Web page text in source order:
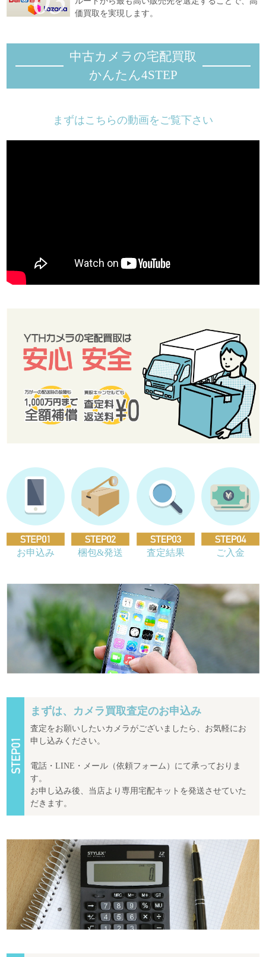
価買取を実現します。
中古カメラの宅配買取
かんたん4STEP
まずはこちらの動画をご覧下さい
お申込み 梱包&発送 査定結果 ご入金
まずは、カメラ買取査定のお申込み
査定をお願いしたいカメラがございましたら、お気軽にお
申し込みください。
電話・LINE・メール（依頼フォーム）にて承っておりま
す。
お申し込み後、当店より専用宅配キットを発送させていた
だきます。